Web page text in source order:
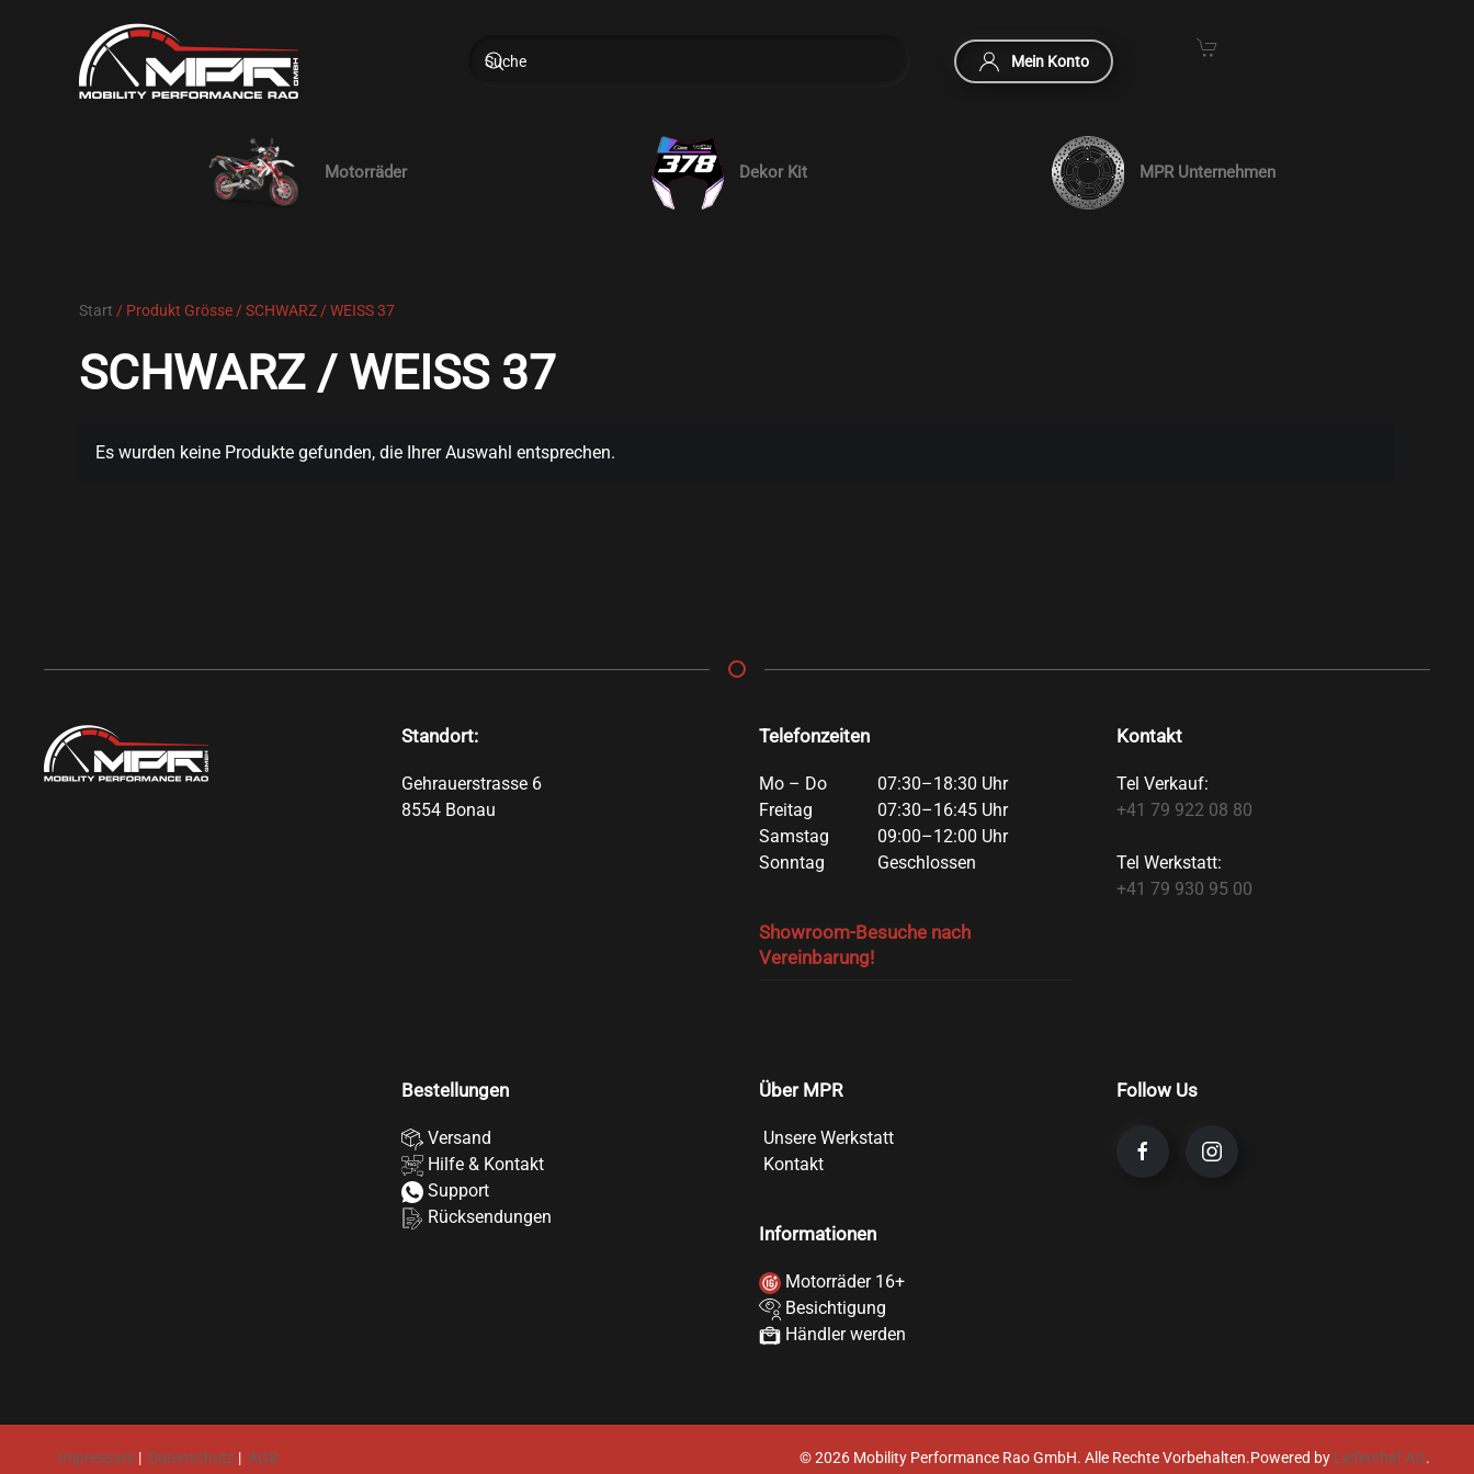
Skip to main content Mein Konto
Motorräder Dekor Kit MPR Unternehmen
Start / Produkt Grösse / SCHWARZ / WEISS 37
SCHWARZ / WEISS 37
Es wurden keine Produkte gefunden, die Ihrer Auswahl entsprechen.
Standort:
Gehrauerstrasse 6
8554 Bonau
Kontakt
Tel Verkauf:
+41 79 922 08 80
Tel Werkstatt:
+41 79 930 95 00
Telefonzeiten
Mo – Do
07:30–18:30 Uhr
Freitag
07:30–16:45 Uhr
Samstag
09:00–12:00 Uhr
Sonntag
Geschlossen
Showroom-Besuche nach
Vereinbarung!
Bestellungen
Versand
Hilfe & Kontakt
Support
Rücksendungen
Über MPR
Unsere Werkstatt
Kontakt
Informationen
Motorräder 16+
Besichtigung
Händler werden
Follow Us
Impressum | Datenschutz | AGB ©2026 Mobility Performance Rao GmbH. Alle Rechte Vorbehalten.Powered by Lieferchef AG.